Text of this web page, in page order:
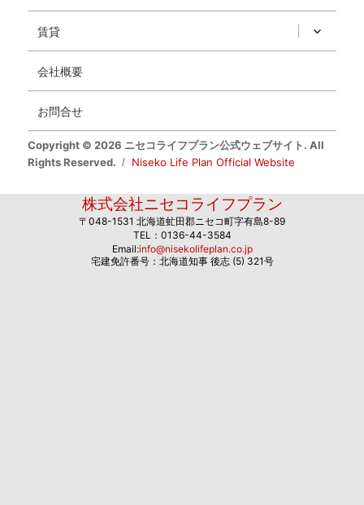
賃貸
会社概要
お問合せ
Copyright © 2026 ニセコライフプラン公式ウェブサイト. All
Rights Reserved.
Niseko Life Plan Official Website
株式会社ニセコライフプラン
〒048-1531 北海道虻田郡ニセコ町字有島8-89
TEL：0136-44-3584
Email:info@nisekolifeplan.co.jp
宅建免許番号：北海道知事 後志 (5) 321号